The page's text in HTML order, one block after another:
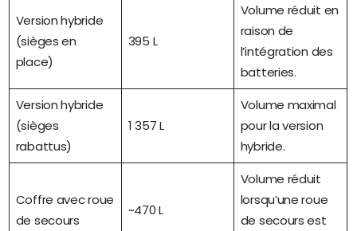
Version hybride
(sièges en
place)
395 L
Volume réduit en
raison de
l’intégration des
batteries.
Version hybride
(sièges
rabattus)
1 357 L
Volume maximal
pour la version
hybride.
Coffre avec roue
de secours
~470 L
Volume réduit
lorsqu’une roue
de secours est